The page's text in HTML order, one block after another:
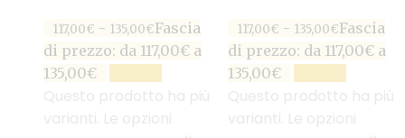
117,00€ - 135,00€Fascia
di prezzo: da 117,00€ a
135,00€
117,00€ - 135,00€Fascia
di prezzo: da 117,00€ a
135,00€